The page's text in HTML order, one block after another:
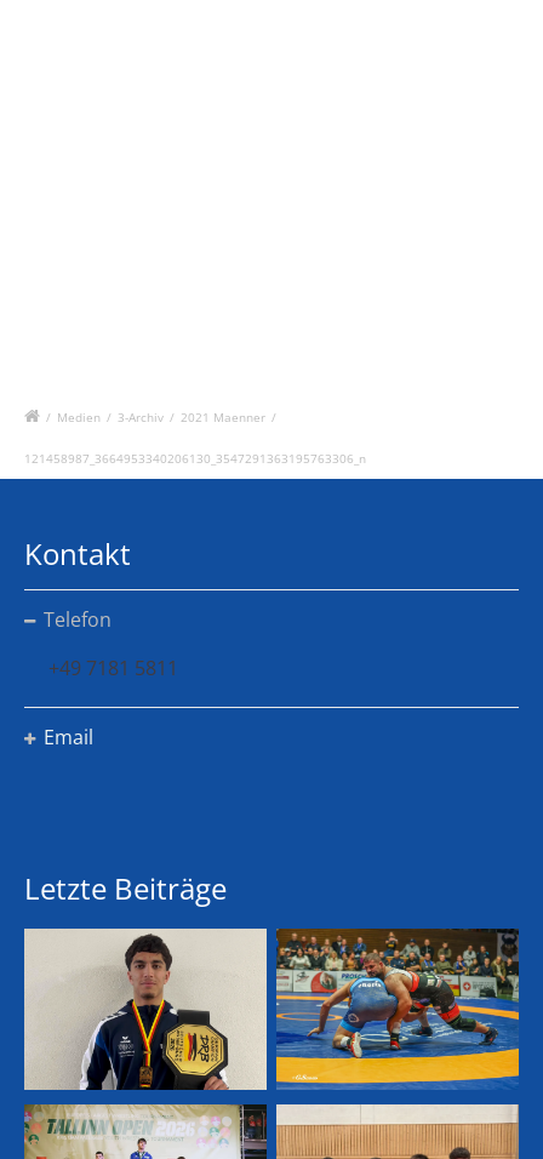
/ Medien / 3-Archiv / 2021 Maenner /
121458987_3664953340206130_3547291363195763306_n
Kontakt
Telefon
+49 7181 5811
Email
Letzte Beiträge